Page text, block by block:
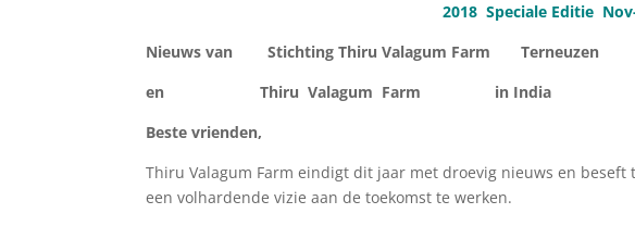
2018 Speciale Editie
Nieuws van Stichting Thiru Valagum Farm Terneuzen
en Thiru Valagum Farm in
Beste vrienden,
Thiru Valagum Farm eindigt dit jaar met droevig nieuws en
een volhardende vizie aan de toekomst te werken.